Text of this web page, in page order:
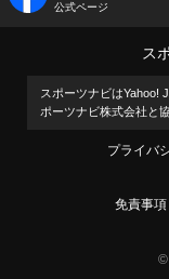
公式ページ
ス
スポーツナビはYahoo!
ポーツナビ株式会社と
プライバ
免責事項
©